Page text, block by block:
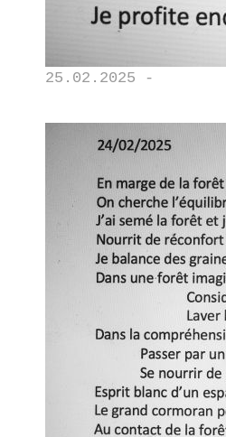
25.02.2025 -